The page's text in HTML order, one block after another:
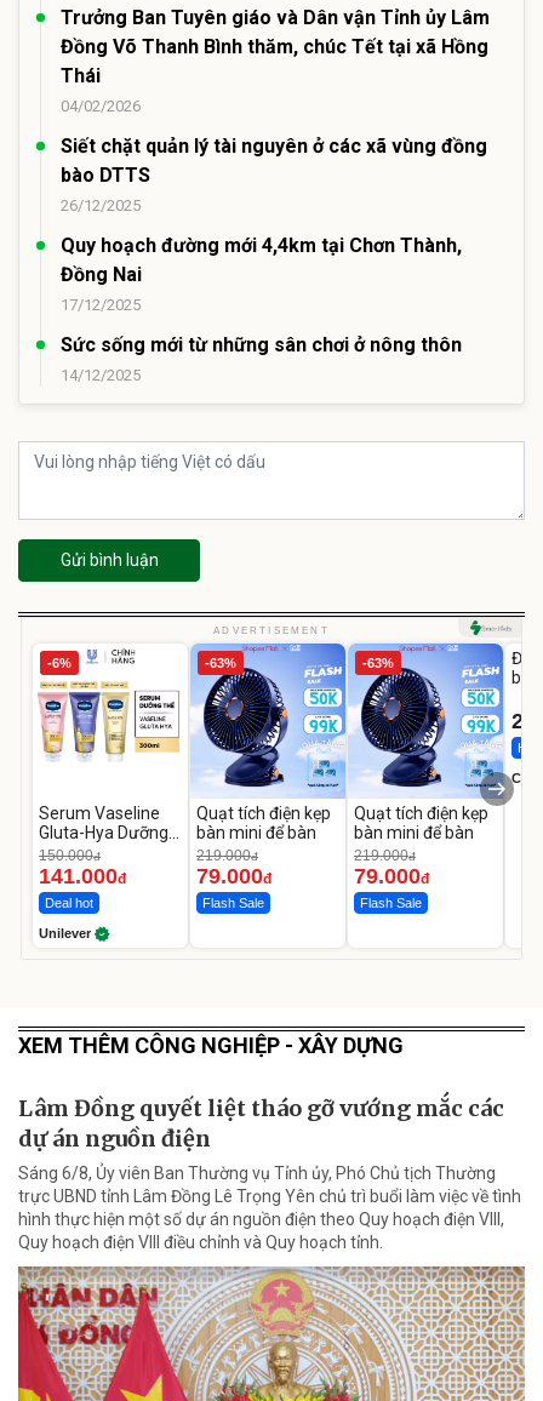
Trưởng Ban Tuyên giáo và Dân vận Tỉnh ủy Lâm
Đồng Võ Thanh Bình thăm, chúc Tết tại xã Hồng
Thái
04/02/2026
Siết chặt quản lý tài nguyên ở các xã vùng đồng
bào DTTS
26/12/2025
Quy hoạch đường mới 4,4km tại Chơn Thành,
Đồng Nai
17/12/2025
Sức sống mới từ những sân chơi ở nông thôn
14/12/2025
Gửi bình luận
ADVERTISEMENT
-6%
Serum Vaseline
Gluta-Hya Dưỡng
Da Sáng Mịn Sau 7
Ngày
150.000đ
141.000đ
Deal hot
Unilever
-63%
Quạt tích điện kẹp
bàn mini để bàn
219.000đ
79.000đ
Flash Sale
-63%
Quạt tích điện kẹp
bàn mini để bàn
219.000đ
79.000đ
Flash Sale
Đai
bé
Hot
XEM THÊM CÔNG NGHIỆP - XÂY DỰNG
Lâm Đồng quyết liệt tháo gỡ vướng mắc các
dự án nguồn điện
Sáng 6/8, Ủy viên Ban Thường vụ Tỉnh ủy, Phó Chủ tịch Thường
trực UBND tỉnh Lâm Đồng Lê Trọng Yên chủ trì buổi làm việc về tình
hình thực hiện một số dự án nguồn điện theo Quy hoạch điện VIII,
Quy hoạch điện VIII điều chỉnh và Quy hoạch tỉnh.